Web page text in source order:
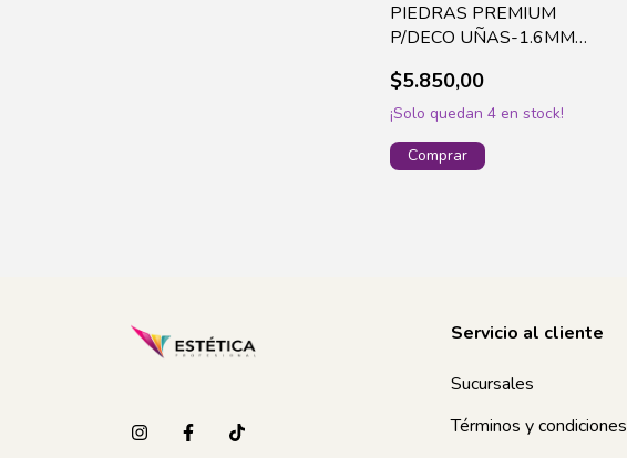
PIEDRAS PREMIUM
P/DECO UÑAS-1.6MM
$5.850,00
¡Solo quedan4 en stock!
Servicio al cliente
Sucursales
Términos y condiciones